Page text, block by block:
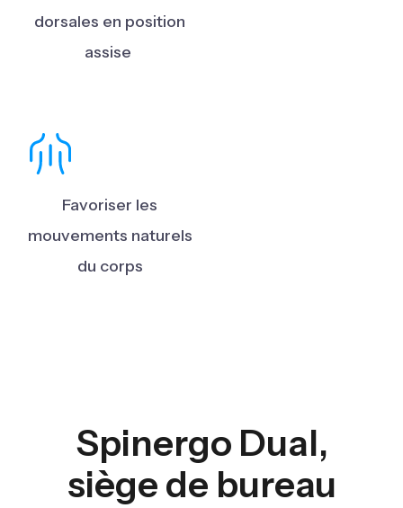
dorsales en position
assise
Favoriser les
mouvements naturels
du corps
Spinergo Dual,
siège de bureau